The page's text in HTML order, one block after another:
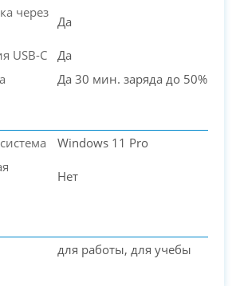
через
Да
USB-C
Да
Да 30 мин. заряда до 50%
Windows 11 Pro
Нет
для работы, для учебы